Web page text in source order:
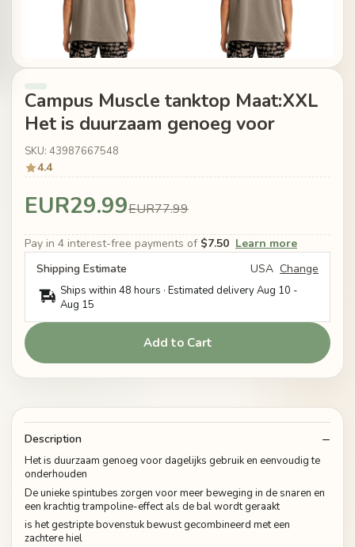
Campus Muscle tanktop Maat:XXL
Het is duurzaam genoeg voor
SKU: 43987667548
4.4
EUR29.99EUR77.99
Pay in 4 interest-free payments of $7.50 Learn more
Shipping Estimate
USA Change
Ships within 48 hours · Estimated deliveryAug 10 -
Aug 15
Add to Cart
Description
Het is duurzaam genoeg voor dagelijks gebruik en eenvoudig te
onderhouden
De unieke spintubes zorgen voor meer beweging in de snaren en
een krachtig trampoline-effect als de bal wordt geraakt
is het gestripte bovenstuk bewust gecombineerd met een
zachtere hiel